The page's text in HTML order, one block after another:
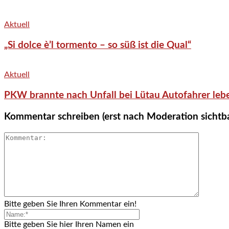
Aktuell
„Si dolce è’l tormento – so süß ist die Qual“
Aktuell
PKW brannte nach Unfall bei Lütau Autofahrer
Kommentar schreiben (erst nach Moderation
Bitte geben Sie Ihren Kommentar ein!
Bitte geben Sie hier Ihren Namen ein